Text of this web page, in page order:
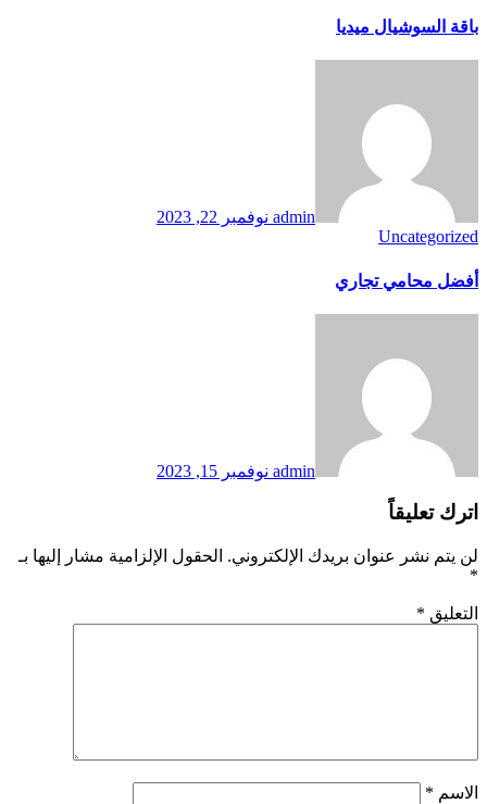
باقة السوشيال ميديا
admin نوفمبر 22, 2023
Uncategorized
أفضل محامي تجاري
admin نوفمبر 15, 2023
اترك تعليقاً
لن يتم نشر عنوان بريدك الإلكتروني. الحقول الإلزامية مشار إليها بـ
*
التعليق *
الاسم *